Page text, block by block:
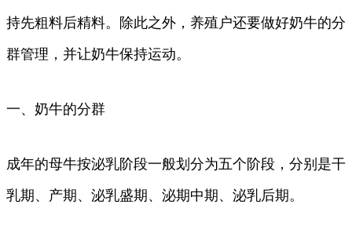
持先粗料后精料。除此之外，养殖户还要做好奶牛的分
群管理，并让奶牛保持运动。
一、奶牛的分群
成年的母牛按泌乳阶段一般划分为五个阶段，分别是干
乳期、产期、泌乳盛期、泌期中期、泌乳后期。